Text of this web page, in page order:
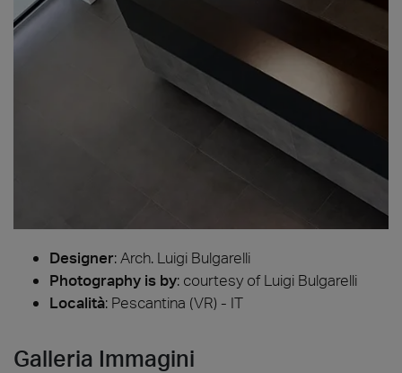
Designer: Arch. Luigi Bulgarelli
Photography is by: courtesy of Luigi Bulgarelli
Località: Pescantina (VR) - IT
Galleria Immagini